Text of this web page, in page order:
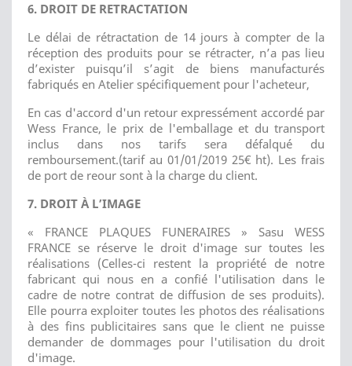
6. DROIT DE RETRACTATION
Le délai de rétractation de 14 jours à compter de la
réception des produits pour se rétracter, n’a pas lieu
d’exister puisqu’il s’agit de biens manufacturés
fabriqués en Atelier spécifiquement pour l'acheteur,
En cas d'accord d'un retour expressément accordé par
Wess France, le prix de l'emballage et du transport
inclus dans nos tarifs sera défalqué du
remboursement.(tarif au 01/01/2019 25€ ht). Les frais
de port de reour sont à la charge du client.
7. DROIT À L’IMAGE
« FRANCE PLAQUES FUNERAIRES » Sasu WESS
FRANCE se réserve le droit d'image sur toutes les
réalisations (Celles-ci restent la propriété de notre
fabricant qui nous en a confié l'utilisation dans le
cadre de notre contrat de diffusion de ses produits).
Elle pourra exploiter toutes les photos des réalisations
à des fins publicitaires sans que le client ne puisse
demander de dommages pour l'utilisation du droit
d'image.